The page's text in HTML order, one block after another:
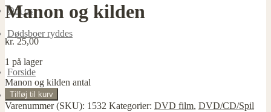
Om os
Dødsboer ryddes
Forside
Produkter
Manon og kilden
kr.25,00
1 på lager
Manon og kilden antal
Tilføj til kurv
Varenummer (SKU): 1532 Kategorier: DVD film, DVD/CD/Spil